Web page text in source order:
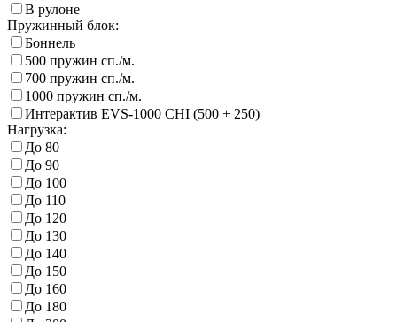
В рулоне
Пружинный блок:
Боннель
500 пружин сп./м.
700 пружин сп./м.
1000 пружин сп./м.
Интерактив EVS-1000 CHI (500 + 250)
Нагрузка:
До 80
До 90
До 100
До 110
До 120
До 130
До 140
До 150
До 160
До 180